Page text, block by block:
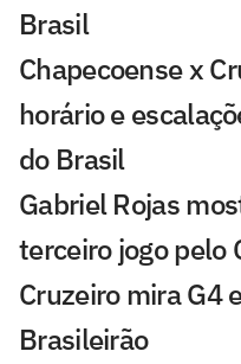
Brasil
Chapecoense x
horário e
do Brasil
Gabriel Rojas
terceiro jogo pelo
Cruzeiro mira G4
Brasileirão